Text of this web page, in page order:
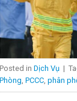
Posted in Dịch Vụ |
Phòng, PCCC, phân